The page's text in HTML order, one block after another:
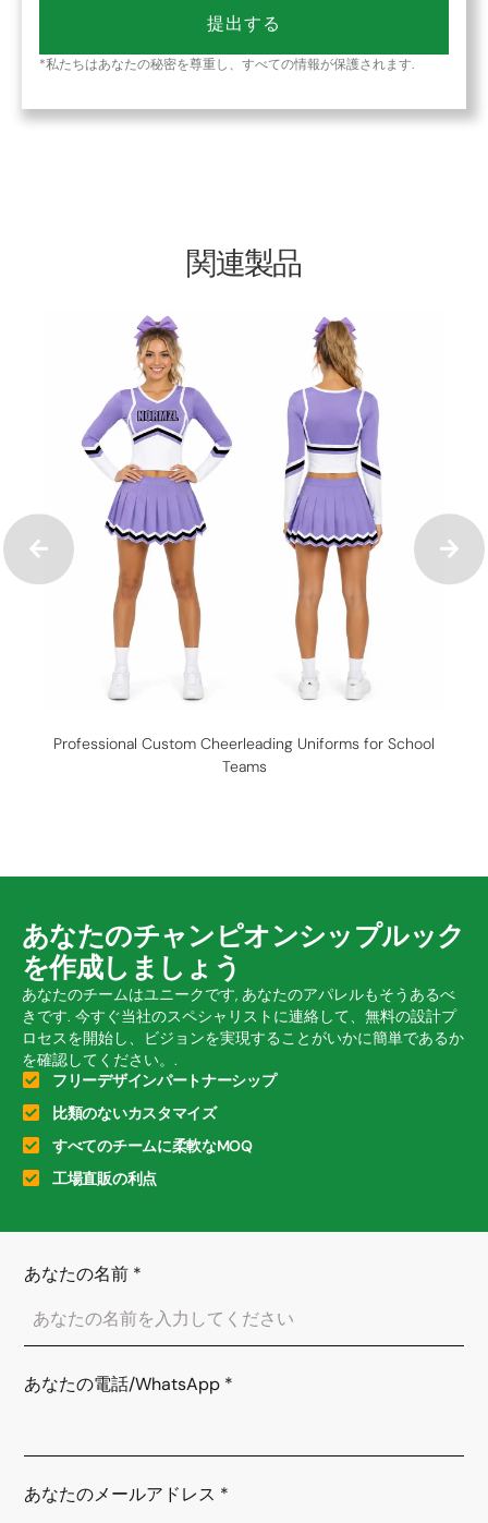
提出する
*私たちはあなたの秘密を尊重し、すべての情報が保護されます.
関連製品
Professional Custom Cheerleading Uniforms for School
Teams
あなたのチャンピオンシップルック
を作成しましょう
あなたのチームはユニークです, あなたのアパレルもそうあるべ
きです. 今すぐ当社のスペシャリストに連絡して、無料の設計プ
ロセスを開始し、ビジョンを実現することがいかに簡単であるか
を確認してください。.
フリーデザインパートナーシップ
比類のないカスタマイズ
すべてのチームに柔軟なMOQ
工場直販の利点
あなたの名前 *
あなたの電話/WhatsApp *
あなたのメールアドレス *